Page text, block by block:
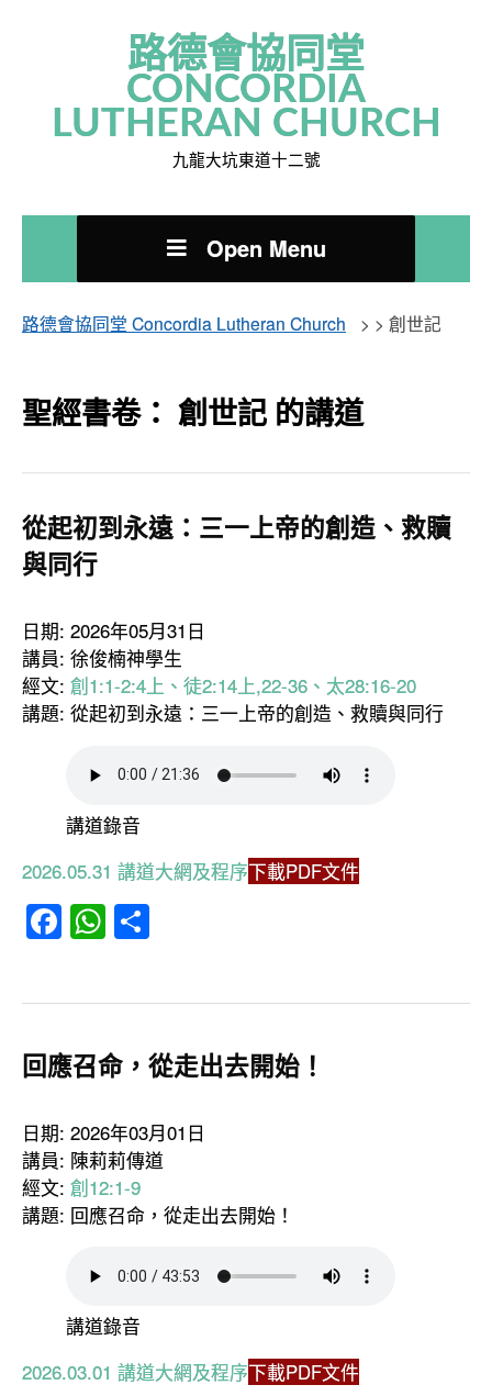
路德會協同堂
CONCORDIA
LUTHERAN CHURCH
九龍大坑東道十二號
Open Menu
路德會協同堂 Concordia Lutheran Church > > 創世記
聖經書卷： 創世記 的講道
從起初到永遠：三一上帝的創造、救贖
與同行
日期: 2026年05月31日
講員: 徐俊楠神學生
經文: 創1:1-2:4上、徒2:14上,22-36、太28:16-20
講題: 從起初到永遠：三一上帝的創造、救贖與同行
講道錄音
2026.05.31 講道大網及程序下載PDF文件
Facebook
WhatsApp
回應召命，從走出去開始！
日期: 2026年03月01日
講員: 陳莉莉傳道
經文: 創12:1-9
講題: 回應召命，從走出去開始！
講道錄音
2026.03.01 講道大網及程序下載PDF文件